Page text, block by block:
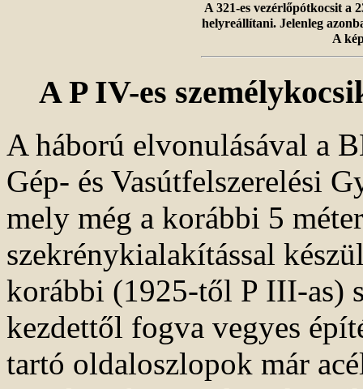
A 321-es vezérlőpótkocsit a
helyreállítani. Jelenleg
A
A P IV-es
A háború elvonulásával a
Gép- és Vasútfelszerelési
mely még a korábbi 5
szekrénykialakítással
korábbi (1925-től P III-as)
kezdettől fogva vegyes
tartó oldaloszlopok már